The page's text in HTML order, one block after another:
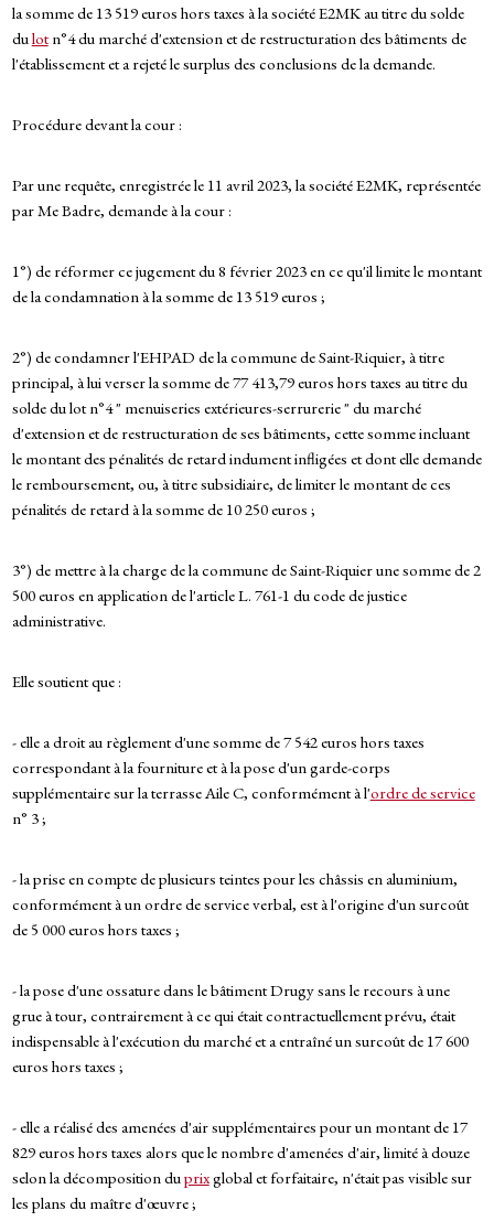
la somme de 13 519 euros hors taxes à la société E2MK au titre du solde
dulotn°4 du marché d'extension et de restructuration des bâtiments de
l'établissement et a rejeté le surplus des conclusions de la demande.
Procédure devant la cour :
Par une requête, enregistrée le 11 avril 2023, la société E2MK, représentée
par Me Badre, demande à la cour :
1°) de réformer ce jugement du 8 février 2023 en ce qu'il limite le montant
de la condamnation à la somme de 13 519 euros ;
2°) de condamner l'EHPAD de la commune de Saint-Riquier, à titre
principal, à lui verser la somme de 77 413,79 euros hors taxes au titre du
solde du lot n°4 " menuiseries extérieures-serrurerie " du marché
d'extension et de restructuration de ses bâtiments, cette somme incluant
le montant des pénalités de retard indument infligées et dont elle demande
le remboursement, ou, à titre subsidiaire, de limiter le montant de ces
pénalités de retard à la somme de 10 250 euros ;
3°) de mettre à la charge de la commune de Saint-Riquier une somme de 2
500 euros en application de l'article L. 761-1 du code de justice
administrative.
Elle soutient que :
- elle a droit au règlement d'une somme de 7 542 euros hors taxes
correspondant à la fourniture et à la pose d'un garde-corps
supplémentaire sur la terrasse Aile C, conformément à l'ordre de service
n° 3 ;
- la prise en compte de plusieurs teintes pour les châssis en aluminium,
conformément à un ordre de service verbal, est à l'origine d'un surcoût
de 5 000 euros hors taxes ;
- la pose d'une ossature dans le bâtiment Drugy sans le recours à une
grue à tour, contrairement à ce qui était contractuellement prévu, était
indispensable à l'exécution du marché et a entraîné un surcoût de 17 600
euros hors taxes ;
- elle a réalisé des amenées d'air supplémentaires pour un montant de 17
829 euros hors taxes alors que le nombre d'amenées d'air, limité à douze
selon la décomposition duprixglobal et forfaitaire, n'était pas visible sur
les plans du maître d'œuvre ;